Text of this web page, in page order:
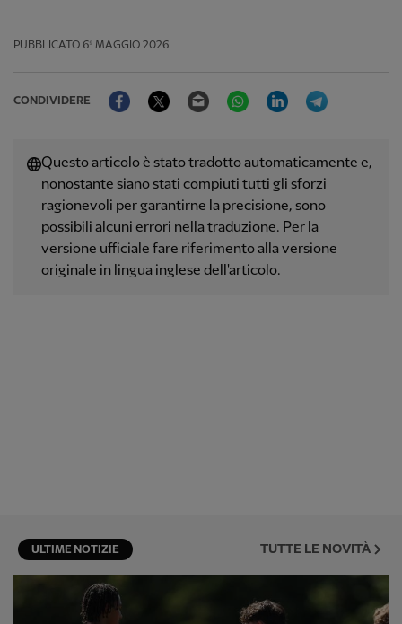
PUBBLICATO 6º MAGGIO 2026
CONDIVIDERE
FacebookTwitter Email WhatsAppLinkedIn
Questo articolo è stato tradotto automaticamente e,
nonostante siano stati compiuti tutti gli sforzi
ragionevoli per garantirne la precisione, sono
possibili alcuni errori nella traduzione. Per la
versione ufficiale fare riferimento alla versione
originale in lingua inglese dell'articolo.
ULTIME NOTIZIE TUTTE LE NOVITÀ